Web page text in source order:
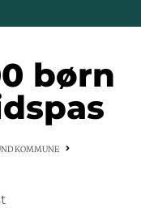
børn
KOMMUNE